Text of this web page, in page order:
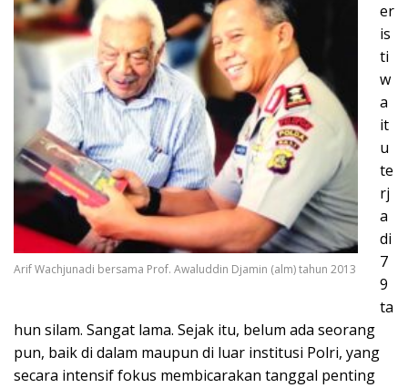
Arif Wachjunadi bersama Prof. Awaluddin Djamin (alm) tahun 2013
er
is
ti
w
a
it
u
te
rj
a
di
7
9
ta
hun silam. Sangat lama. Sejak itu, belum ada seorang
pun, baik di dalam maupun di luar institusi Polri, yang
secara intensif fokus membicarakan tanggal penting